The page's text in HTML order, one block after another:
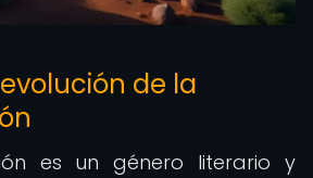
de la
es un género literario y